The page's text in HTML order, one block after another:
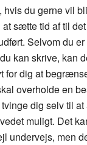
hvis du gerne vil
sætte tid af til
Selvom du
kan skrive, kan
for dig at
overholde en
dig selv til
muligt. Det
undervejs, men